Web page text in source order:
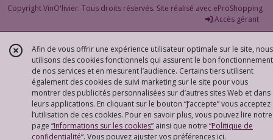
Copyright VinO'livier. Tous droits réservés. Site réalisé avec eProShopping
Accès gérant
Afin de vous offrir une expérience utilisateur optimale sur le site, nous
utilisons des cookies fonctionnels qui assurent le bon fonctionnement
de nos services et en mesurent l’audience. Certains tiers utilisent
également des cookies de suivi marketing sur le site pour vous
montrer des publicités personnalisées sur d’autres sites Web et dans
leurs applications. En cliquant sur le bouton “J’accepte” vous acceptez
l’utilisation de ces cookies. Pour en savoir plus, vous pouvez lire notre
page “Informations sur les cookies” ainsi que notre “Politique de
confidentialité“. Vous pouvez ajuster vos préférences ici.